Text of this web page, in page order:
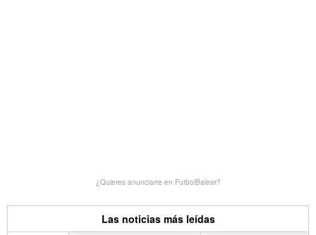
¿Quieres anunciarte en FutbolBalear?
Las noticias más leídas